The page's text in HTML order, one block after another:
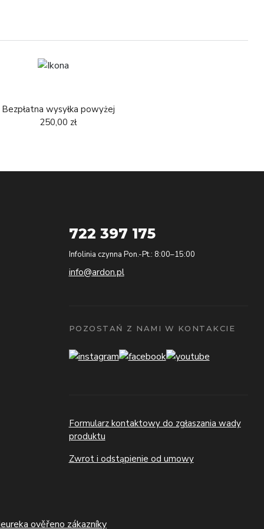
Bezpłatna wysyłka powyżej
250,00 zł
722 397 175
Infolinia czynna Pon.-Pt.: 8:00–15:00
info@ardon.pl
POZOSTAŃ Z NAMI W KONTAKCIE
Formularz kontaktowy do zgłaszania wady
produktu
Zwrot i odstąpienie od umowy